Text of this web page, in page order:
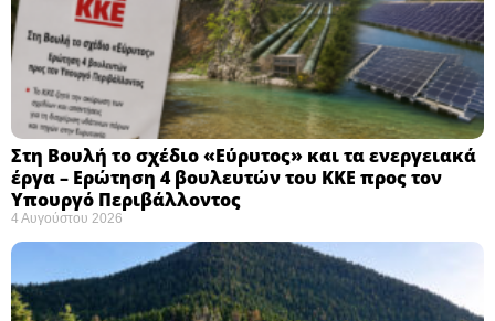
Στη Βουλή το σχέδιο «Εύρυτος» και τα ενεργειακά
έργα – Ερώτηση 4 βουλευτών του ΚΚΕ προς τον
Υπουργό Περιβάλλοντος
4 Αυγούστου 2026